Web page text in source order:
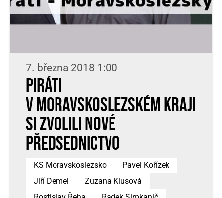
7. března 2018 1:00
Piráti
v Moravskoslezském kraji
si zvolili nové
předsednictvo
KS Moravskoslezsko
Pavel Kořízek
Jiří Demel
Zuzana Klusová